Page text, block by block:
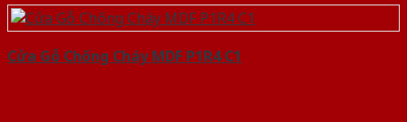
Cửa Gỗ Chống Cháy MDF P1R4 C1